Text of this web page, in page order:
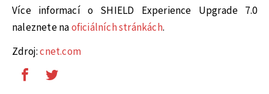
Více informací o SHIELD Experience Upgrade 7.0
naleznete naoficiálních stránkách.
Zdroj:cnet.com